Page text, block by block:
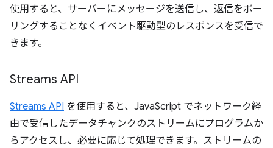
使用すると、サーバーにメッセージを送信し、返信をポー
リングすることなくイベント駆動型のレスポンスを受信で
きます。
Streams API
Streams API を使用すると、JavaScript でネットワーク経
由で受信したデータチャンクのストリームにプログラムか
らアクセスし、必要に応じて処理できます。ストリームの